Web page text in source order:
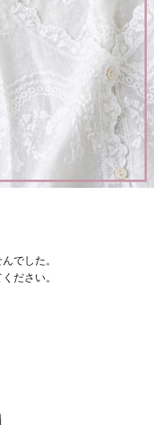
でした。
ださい。